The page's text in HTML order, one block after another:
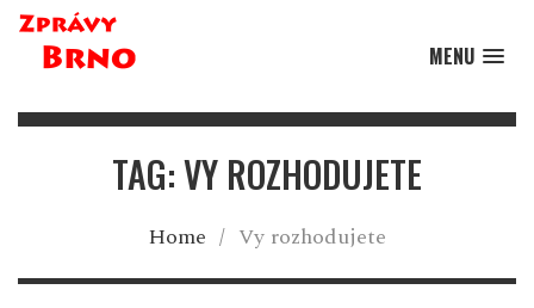
MENU
TAG: VY ROZHODUJETE
Home / Vy rozhodujete